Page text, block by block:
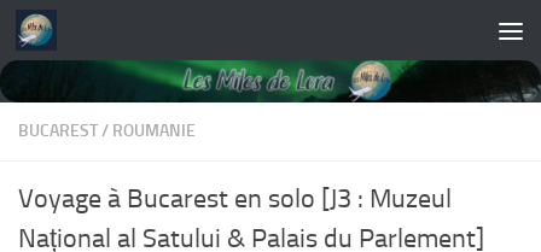
Skip to content
BUCAREST/ ROUMANIE
Voyage à Bucarest en solo [J3 : Muzeul
Național al Satului & Palais du Parlement]